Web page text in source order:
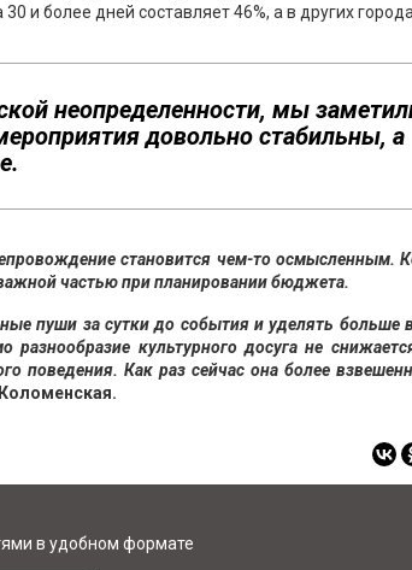
и более дней составляет 46%, а в других
неопределенности, мы
довольно стабильны, а
становится чем-то осмысленным.
частью при планировании бюджета.
пуши за сутки до события и уделять больше
культурного досуга не
поведения. Как раз сейчас она более
в удобном формате